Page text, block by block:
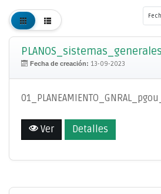
PLANOS_sistemas_generales
Fecha de creación: 13-09-2023
Ver Detalles